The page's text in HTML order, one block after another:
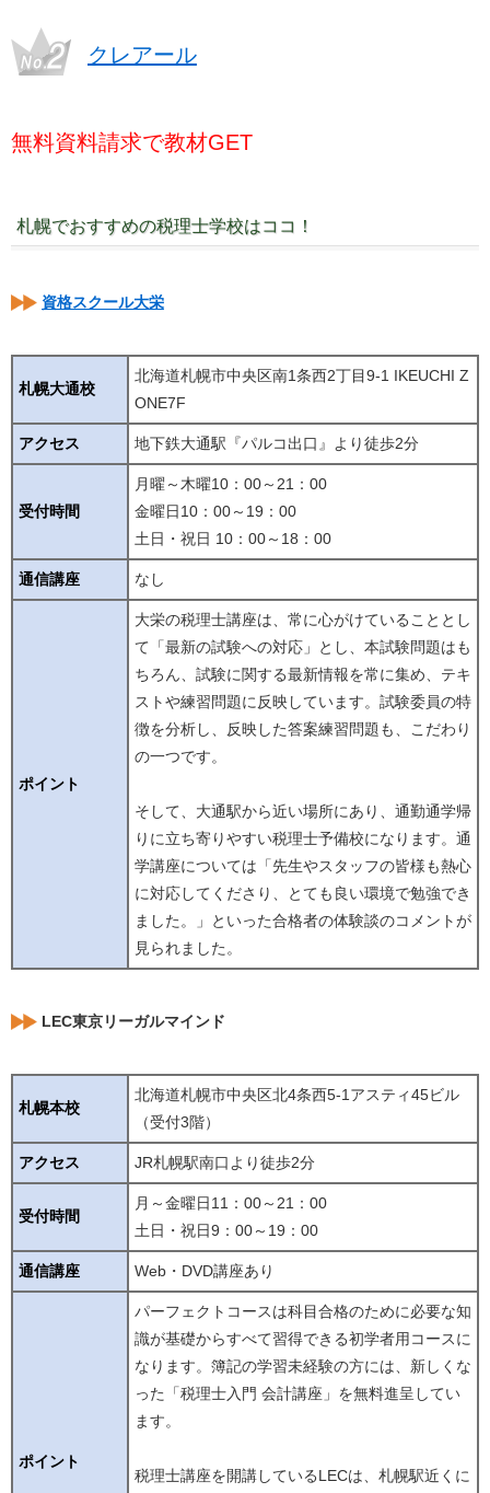
クレアール
無料資料請求で教材GET
札幌でおすすめの税理士学校はココ！
資格スクール大栄
札幌大通校
北海道札幌市中央区南1条西2丁目9-1 IKEUCHI Z
ONE7F
アクセス 地下鉄大通駅『パルコ出口』より徒歩2分
受付時間
月曜～木曜10：00～21：00
金曜日10：00～19：00
土日・祝日 10：00～18：00
通信講座 なし
ポイント
大栄の税理士講座は、常に心がけていることとし
て「最新の試験への対応」とし、本試験問題はも
ちろん、試験に関する最新情報を常に集め、テキ
ストや練習問題に反映しています。試験委員の特
徴を分析し、反映した答案練習問題も、こだわり
の一つです。
そして、大通駅から近い場所にあり、通勤通学帰
りに立ち寄りやすい税理士予備校になります。通
学講座については「先生やスタッフの皆様も熱心
に対応してくださり、とても良い環境で勉強でき
ました。」といった合格者の体験談のコメントが
見られました。
LEC東京リーガルマインド
札幌本校
北海道札幌市中央区北4条西5-1アスティ45ビル
（受付3階）
アクセス JR札幌駅南口より徒歩2分
受付時間
月～金曜日11：00～21：00
土日・祝日9：00～19：00
通信講座 Web・DVD講座あり
ポイント
パーフェクトコースは科目合格のために必要な知
識が基礎からすべて習得できる初学者用コースに
なります。簿記の学習未経験の方には、新しくな
った「税理士入門 会計講座」を無料進呈してい
ます。
税理士講座を開講しているLECは、札幌駅近くに